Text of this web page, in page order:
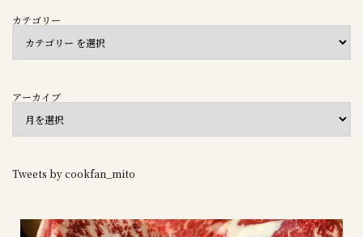
カテゴリー
アーカイブ
Tweets by cookfan_mito